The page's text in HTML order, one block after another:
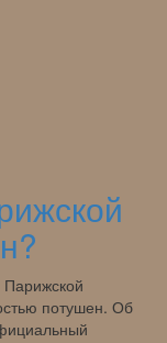
потушен. Об